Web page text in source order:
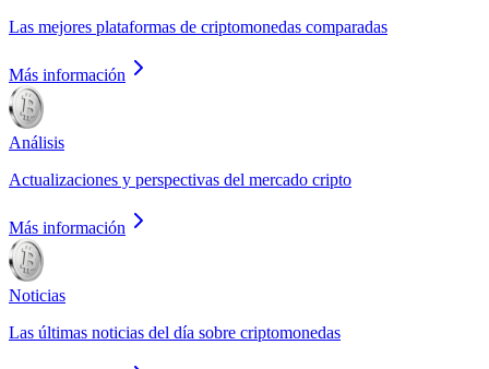
Las mejores plataformas de criptomonedas comparadas
Más información
Análisis
Actualizaciones y perspectivas del mercado cripto
Más información
Noticias
Las últimas noticias del día sobre criptomonedas